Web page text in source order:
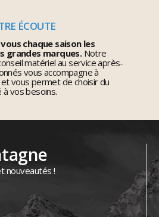
ÉCOUTE
chaque saison les
grandes marques.Notre
matériel au service après-
vous accompagne à
vous permet de choisir du
vos besoins.
nouveautés !